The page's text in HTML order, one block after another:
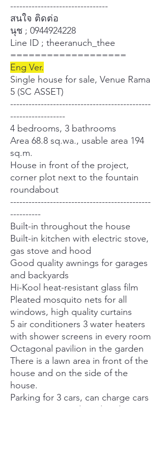
--------------------------------
สนใจ ติดต่อ
นุช ; 0944924228
Line ID ; theeranuch_thee
===================
Eng Ver.
Single house for sale, Venue Rama
5 (SC ASSET)
----------------------------------------------
------------------
4 bedrooms, 3 bathrooms
Area 68.8 sq.wa., usable area 194
sq.m.
House in front of the project,
corner plot next to the fountain
roundabout
----------------------------------------------
----------
Built-in throughout the house
Built-in kitchen with electric stove,
gas stove and hood
Good quality awnings for garages
and backyards
Hi-Kool heat-resistant glass film
Pleated mosquito nets for all
windows, high quality curtains
5 air conditioners 3 water heaters
with shower screens in every room
Octagonal pavilion in the garden
There is a lawn area in front of the
house and on the side of the
house.
Parking for 3 cars, can charge cars
(separate power line already